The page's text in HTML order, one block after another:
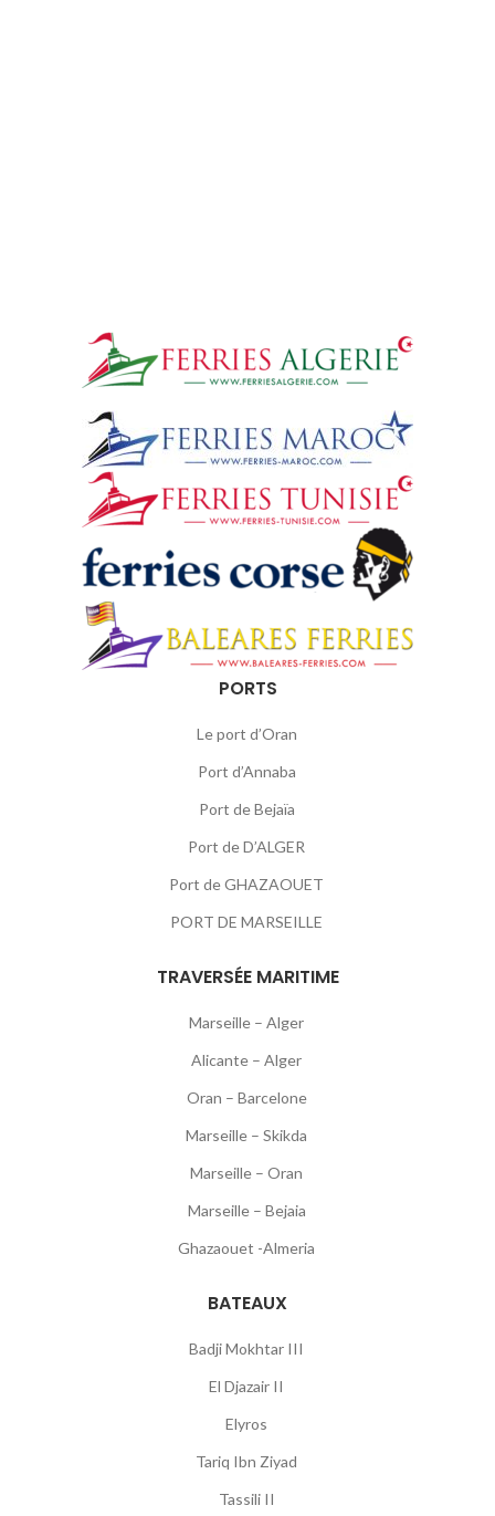
PORTS
Le port d’Oran
Port d’Annaba
Port de Bejaïa
Port de D’ALGER
Port de GHAZAOUET
PORT DE MARSEILLE
TRAVERSÉE MARITIME
Marseille – Alger
Alicante – Alger
Oran – Barcelone
Marseille – Skikda
Marseille – Oran
Marseille – Bejaia
Ghazaouet -Almeria
BATEAUX
Badji Mokhtar III
El Djazair II
Elyros
Tariq Ibn Ziyad
Tassili II